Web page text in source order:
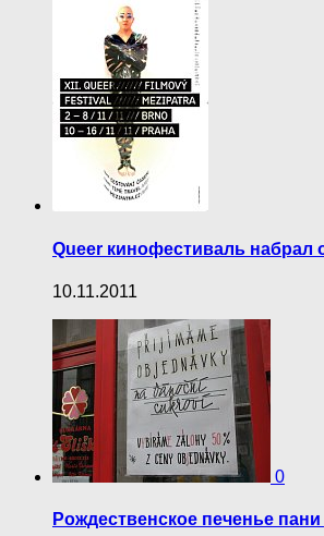
Queer кинофестиваль набрал
10.11.2011
0
Рождественское печенье